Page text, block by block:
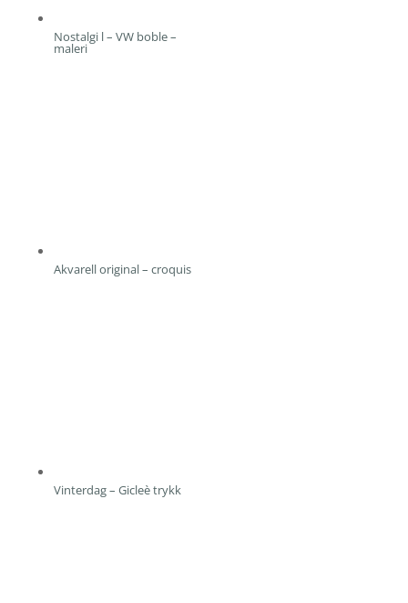
Nostalgi l – VW boble –
maleri
Akvarell original – croquis
Vinterdag – Gicleè trykk